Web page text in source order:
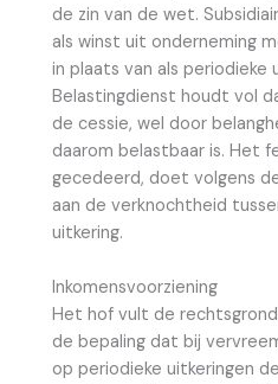
de zin van de wet.
als winst uit onderneming
in plaats van als periodieke
Belastingdienst houdt vol
de cessie, wel door
daarom belastbaar is. Het
gecedeerd, doet volgens
aan de verknochtheid
uitkering.
Inkomensvoorziening
Het hof vult de
de bepaling dat bij
op periodieke uitkeringen